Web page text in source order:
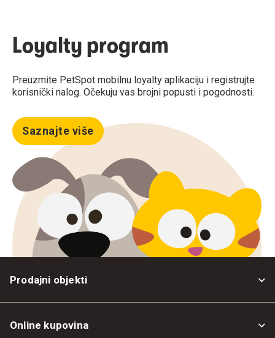
Loyalty program
Preuzmite PetSpot mobilnu loyalty aplikaciju i registrujte
korisnički nalog. Očekuju vas brojni popusti i pogodnosti.
Saznajte više
Prodajni objekti
Online kupovina